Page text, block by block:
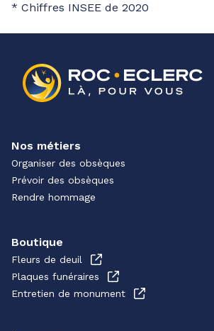
* Chiffres INSEE de 2020
Nos métiers
Organiser des obsèques
Prévoir des obsèques
Rendre hommage
Boutique
Fleurs de deuil
Plaques funéraires
Entretien de monument